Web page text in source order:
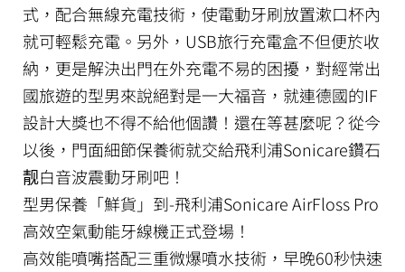
式，配合無線充電技術，使電動牙刷放置漱口杯內
就可輕鬆充電。另外，USB旅行充電盒不但便於收
納，更是解決出門在外充電不易的困擾，對經常出
國旅遊的型男來說絕對是一大福音，就連德國的IF
設計大獎也不得不給他個讚！還在等甚麼呢？從今
以後，門面細節保養術就交給飛利浦Sonicare鑽石
靓白音波震動牙刷吧！
型男保養「鮮貨」到-飛利浦Sonicare AirFloss Pro
高效空氣動能牙線機正式登場！
高效能噴嘴搭配三重微爆噴水技術，早晚60秒快速